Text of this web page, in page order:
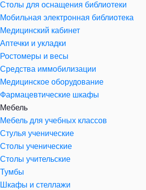
Столы для оснащения библиотеки
Мобильная электронная библиотека
Медицинский кабинет
Аптечки и укладки
Ростомеры и весы
Средства иммобилизации
Медицинское оборудование
Фармацевтические шкафы
Мебель
Мебель для учебных классов
Стулья ученические
Столы ученические
Столы учительские
Тумбы
Шкафы и стеллажи